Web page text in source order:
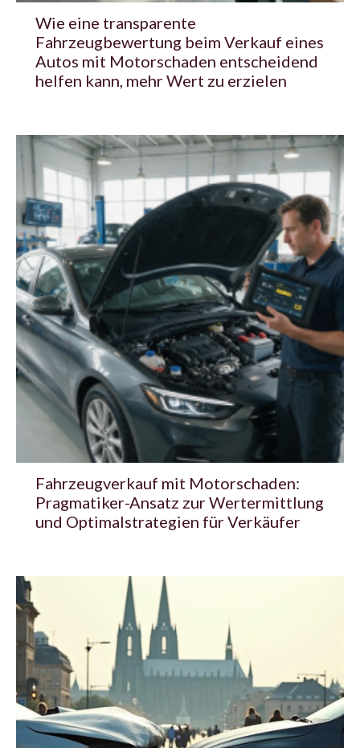
Wie eine transparente
Fahrzeugbewertung beim Verkauf eines
Autos mit Motorschaden entscheidend
helfen kann, mehr Wert zu erzielen
Fahrzeugverkauf mit Motorschaden:
Pragmatiker-Ansatz zur Wertermittlung
und Optimalstrategien für Verkäufer